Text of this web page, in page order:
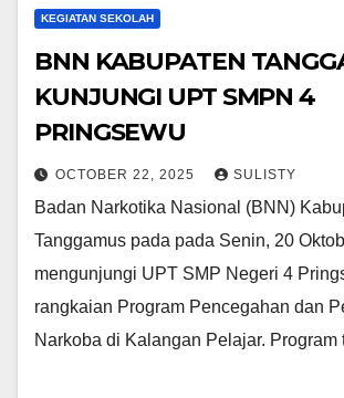
KEGIATAN SEKOLAH
BNN KABUPATEN
KUNJUNGI UPT SMPN 4
PRINGSEWU
OCTOBER 22, 2025 SULISTY
Badan Narkotika Nasional (BNN)
Tanggamus pada pada Senin, 20
mengunjungi UPT SMP Negeri 4
rangkaian Program Pencegahan dan
Narkoba di Kalangan Pelajar.